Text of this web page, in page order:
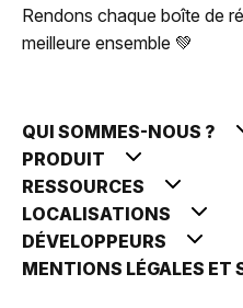
Rendons chaque boîte de
meilleure ensemble 💚
QUI SOMMES-NOUS ?
PRODUIT
RESSOURCES
LOCALISATIONS
DÉVELOPPEURS
MENTIONS LÉGALES ET